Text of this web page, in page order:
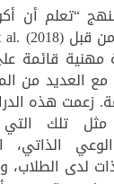
“تعلم أن
مهنية قائمة
العديد من
زعمت هذه
مثل تلك التي
الذاتي،
لدى